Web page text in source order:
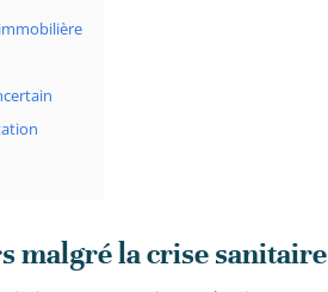
malgré la crise sanitaire